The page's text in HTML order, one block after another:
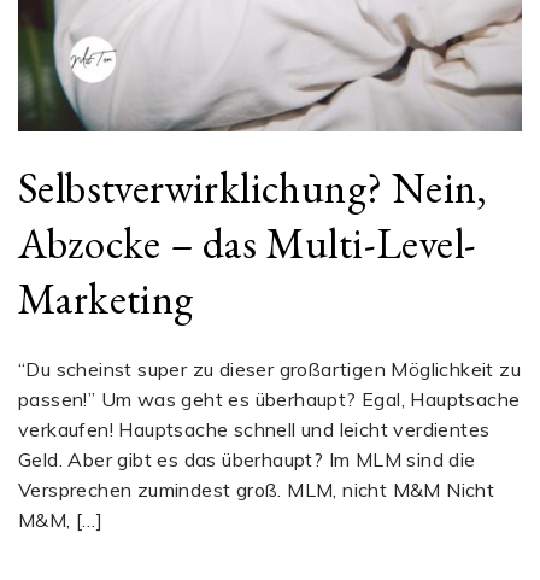
Selbstverwirklichung? Nein,
Abzocke – das Multi-Level-
Marketing
“Du scheinst super zu dieser großartigen Möglichkeit zu
passen!” Um was geht es überhaupt? Egal, Hauptsache
verkaufen! Hauptsache schnell und leicht verdientes
Geld. Aber gibt es das überhaupt? Im MLM sind die
Versprechen zumindest groß. MLM, nicht M&M Nicht
M&M, […]